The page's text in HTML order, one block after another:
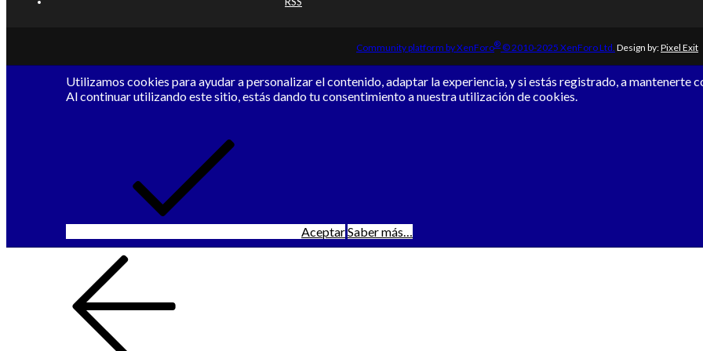
Community platform by XenForo®© 2010-2025 XenForo Ltd. Design by:Pixel Exit
Utilizamos cookies para ayudar a personalizar el contenido, adaptar la experiencia, y si estás registrado, a mantenerte
Al continuar utilizando este sitio, estás dando tu consentimiento a nuestra utilización de cookies.
AceptarSaber más…